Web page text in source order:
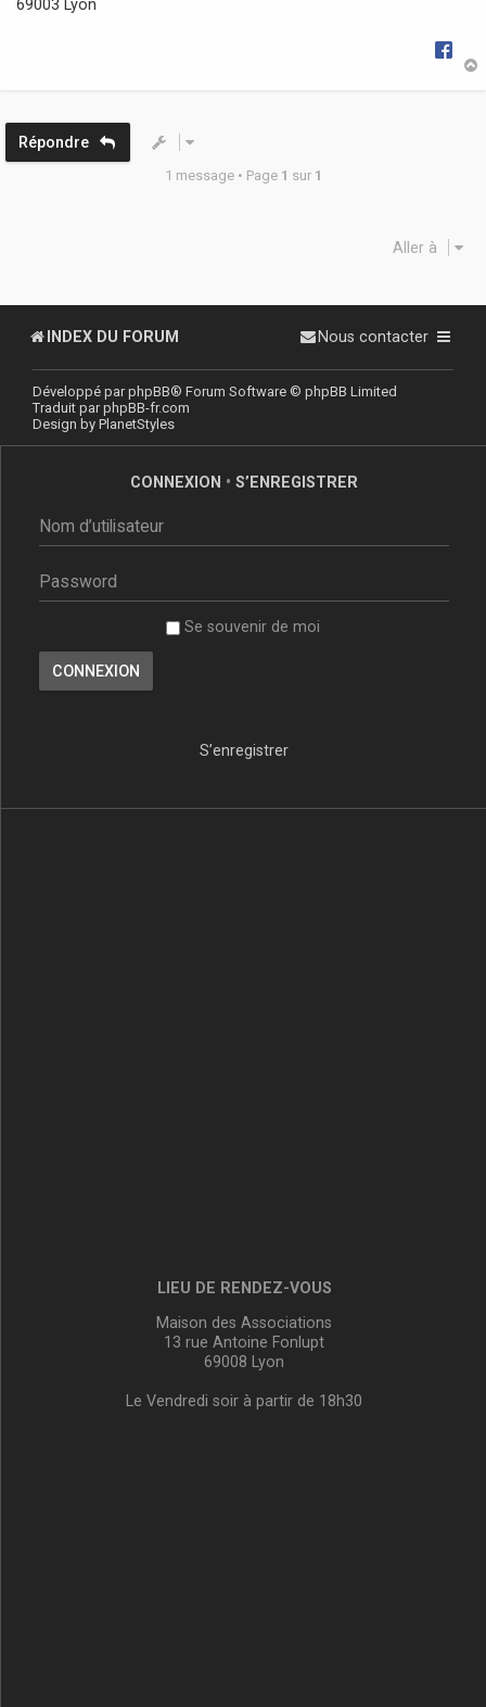
69003 Lyon
Répondre
1 message • Page 1 sur 1
Aller à
INDEX DU FORUM Nous contacter
Développé parphpBB® Forum Software © phpBB Limited
Traduit parphpBB-fr.com
Design by PlanetStyles
CONNEXION • S’ENREGISTRER
Se souvenir de moi
S’enregistrer
LIEU DE RENDEZ-VOUS
Maison des Associations
13 rue Antoine Fonlupt
69008 Lyon
Le Vendredi soir à partir de 18h30